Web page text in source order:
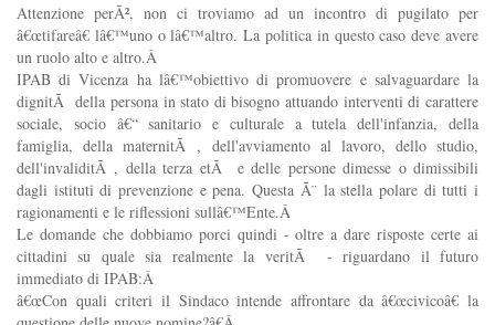
Attenzione perÃ², non ci troviamo ad un incontro di pugilato per
â€œtifareâ€ lâ€™uno o lâ€™altro. La politica in questo caso deve avere
un ruolo alto e altro.Â
IPAB di Vicenza ha lâ€™obiettivo di promuovere e salvaguardare la
dignitÃ della persona in stato di bisogno attuando interventi di carattere
sociale, socio â€“ sanitario e culturale a tutela dell'infanzia, della
famiglia, della maternitÃ , dell'avviamento al lavoro, dello studio,
dell'invaliditÃ , della terza etÃ e delle persone dimesse o dimissibili
dagli istituti di prevenzione e pena. Questa Ã¨ la stella polare di tutti i
ragionamenti e le riflessioni sullâ€™Ente.Â
Le domande che dobbiamo porci quindi - oltre a dare risposte certe ai
cittadini su quale sia realmente la veritÃ - riguardano il futuro
immediato di IPAB:Â
â€œCon quali criteri il Sindaco intende affrontare da â€œcivicoâ€ la